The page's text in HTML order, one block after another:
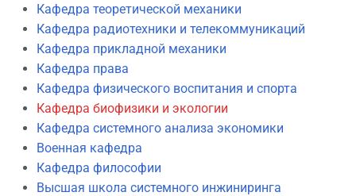
Кафедра теоретической механики
Кафедра радиотехники и телекоммуникаций
Кафедра прикладной механики
Кафедра права
Кафедра физического воспитания и спорта
Кафедра биофизики и экологии
Кафедра системного анализа экономики
Военная кафедра
Кафедра философии
Высшая школа системного инжиниринга